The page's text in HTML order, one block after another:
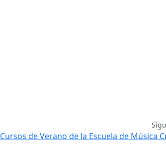
Cursos de Verano de la Escuela de Música